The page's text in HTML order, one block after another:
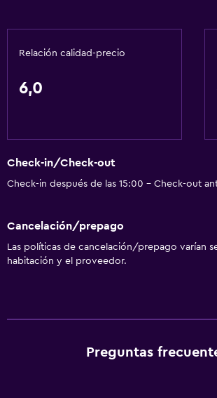
Ideal para familias
Cuidado de niños o guardería
Relación calidad-precio
6,0
Check-in/Check-out
Check-in después de las 15:00 - Check-out
Cancelación/prepago
Las políticas de cancelación/prepago varían
habitación y el proveedor.
Preguntas